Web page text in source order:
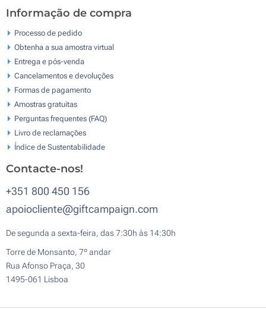
Informação de compra
Processo de pedido
Obtenha a sua amostra virtual
Entrega e pós-venda
Cancelamentos e devoluções
Formas de pagamento
Amostras gratuitas
Perguntas frequentes (FAQ)
Livro de reclamaçōes
Índice de Sustentabilidade
Contacte-nos!
+351 800 450 156
apoiocliente@giftcampaign.com
De segunda a sexta-feira, das 7:30h às 14:30h
Torre de Monsanto, 7º andar
Rua Afonso Praça, 30
1495-061 Lisboa